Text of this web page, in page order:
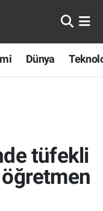
Dünya
tüfekli
öğretmen